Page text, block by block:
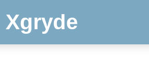
Xgryde